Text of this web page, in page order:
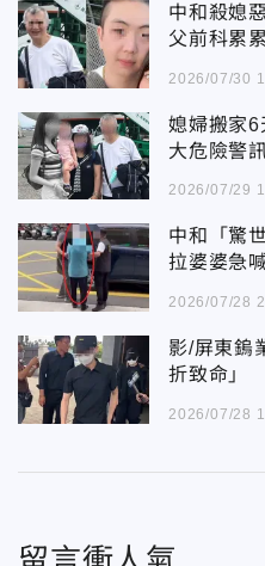
中和殺媳
父前科累
2026/07/30
媳婦搬家
大危險警
2026/07/29
中和「驚
拉婆婆急
2026/07/28
影/屏東鎢
折致命」
2026/07/28